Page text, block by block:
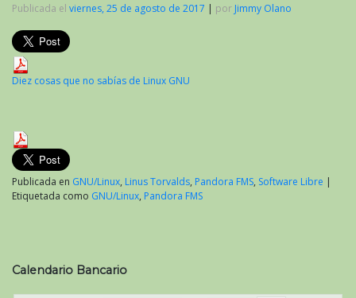
Publicada el viernes, 25 de agosto de 2017 | por Jimmy Olano
Diez cosas que no sabías de Linux GNU
Publicada en GNU/Linux, Linus Torvalds, Pandora FMS, Software Libre |
Etiquetada como GNU/Linux, Pandora FMS
Calendario Bancario